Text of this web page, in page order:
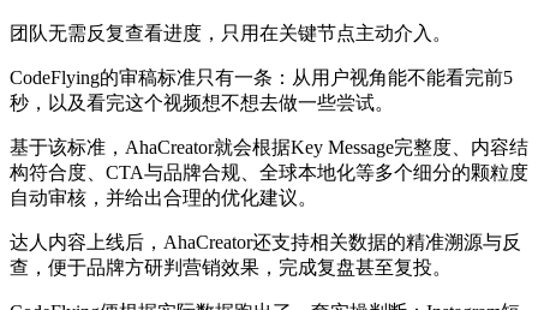
团队无需反复查看进度，只用在关键节点主动介入。
CodeFlying的审稿标准只有一条：从用户视角能不能看完前5
秒，以及看完这个视频想不想去做一些尝试。
基于该标准，AhaCreator就会根据Key Message完整度、内容结
构符合度、CTA与品牌合规、全球本地化等多个细分的颗粒度
自动审核，并给出合理的优化建议。
达人内容上线后，AhaCreator还支持相关数据的精准溯源与反
查，便于品牌方研判营销效果，完成复盘甚至复投。